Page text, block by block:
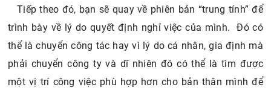
Tiếp theo đó, bạn sẽ quay về phiên bản “trung tính” để
trình bày về lý do quyết định nghỉ việc của mình. Đó có
thể là chuyển công tác hay vì lý do cá nhân, gia định mà
phải chuyển công ty và dĩ nhiên đó có thể là tìm được
một vị trí công việc phù hợp hơn cho bản thân mình để